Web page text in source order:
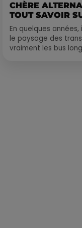
CHÈRE
TOUT SAVOIR
En quelques
le paysage des
vraiment les bus